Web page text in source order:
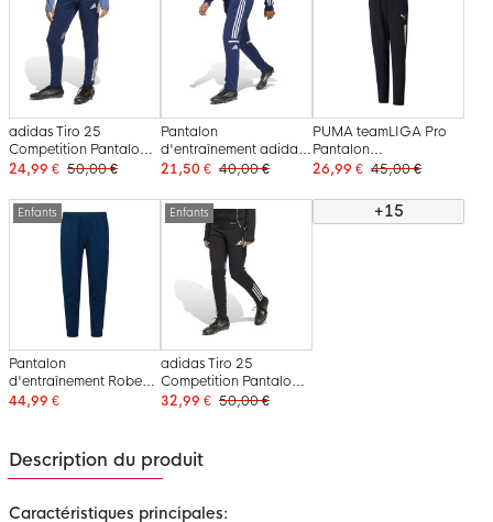
adidas Tiro 25
Competition Pantalon
d'Entraînement Enfants
Blanc
24,99 € 50,00 €
Pantalon
d'entraînement adidas
Squadra 25 pour
blanc
21,50 € 40,00 €
PUMA teamLIGA Pro
Pantalon
d'Entraînement Enfants
26,99 € 45,00 €
Enfants
Pantalon
d'entraînement Robey
Off Pitch Travel pour
44,99 €
Enfants
adidas Tiro 25
Competition Pantalon
d'Entraînement Enfants
32,99 € 50,00 €
+15
Description du produit
Caractéristiques principales: